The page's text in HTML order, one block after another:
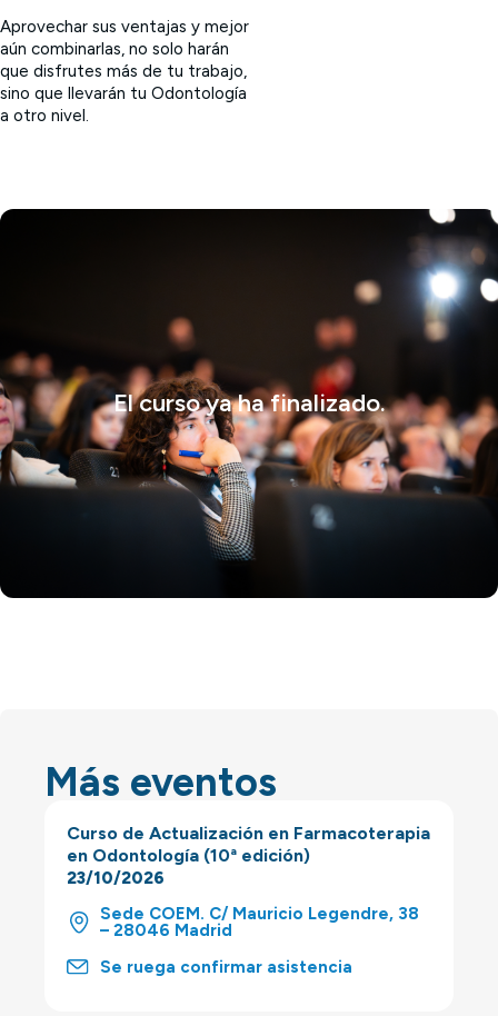
Aprovechar sus ventajas y mejor
aún combinarlas, no solo harán
que disfrutes más de tu trabajo,
sino que llevarán tu Odontología
a otro nivel.
El curso ya ha finalizado.
Más eventos
Curso de Actualización en Farmacoterapia
en Odontología (10ª edición)
23/10/2026
Sede COEM. C/ Mauricio Legendre, 38
– 28046 Madrid
Se ruega confirmar asistencia